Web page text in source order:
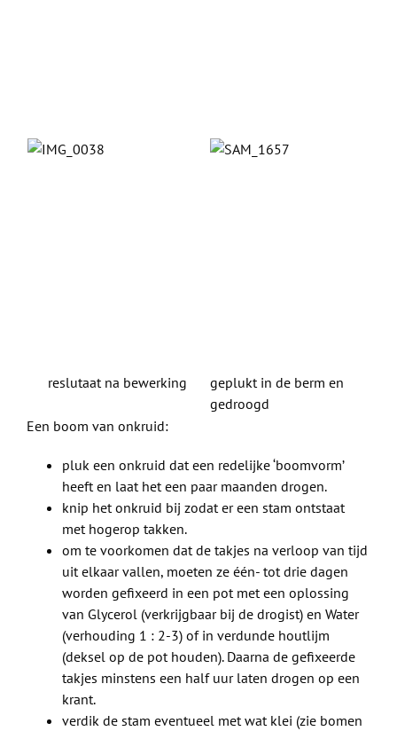
reslutaat na bewerking
geplukt in de berm en
gedroogd
Een boom van onkruid:
pluk een onkruid dat een redelijke ‘boomvorm’
heeft en laat het een paar maanden drogen.
knip het onkruid bij zodat er een stam ontstaat
met hogerop takken.
om te voorkomen dat de takjes na verloop van tijd
uit elkaar vallen, moeten ze één- tot drie dagen
worden gefixeerd in een pot met een oplossing
van Glycerol (verkrijgbaar bij de drogist) en Water
(verhouding 1 : 2-3) of in verdunde houtlijm
(deksel op de pot houden). Daarna de gefixeerde
takjes minstens een half uur laten drogen op een
krant.
verdik de stam eventueel met wat klei (zie bomen